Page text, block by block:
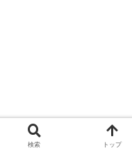
検索 トップ